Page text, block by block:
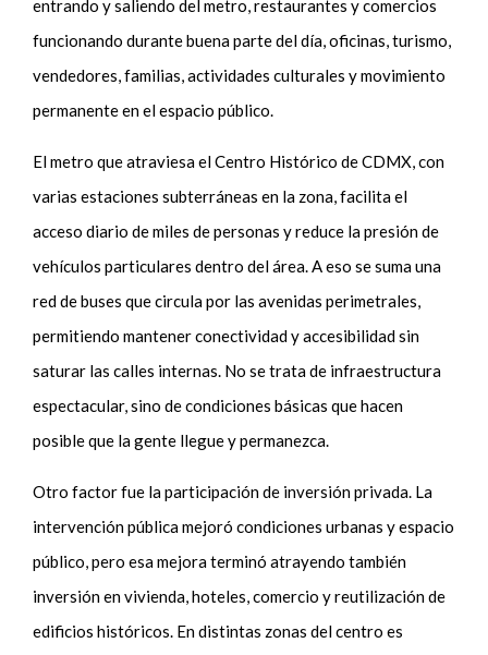
entrando y saliendo del metro, restaurantes y comercios
funcionando durante buena parte del día, oficinas, turismo,
vendedores, familias, actividades culturales y movimiento
permanente en el espacio público.
El metro que atraviesa el Centro Histórico de CDMX, con
varias estaciones subterráneas en la zona, facilita el
acceso diario de miles de personas y reduce la presión de
vehículos particulares dentro del área. A eso se suma una
red de buses que circula por las avenidas perimetrales,
permitiendo mantener conectividad y accesibilidad sin
saturar las calles internas. No se trata de infraestructura
espectacular, sino de condiciones básicas que hacen
posible que la gente llegue y permanezca.
Otro factor fue la participación de inversión privada. La
intervención pública mejoró condiciones urbanas y espacio
público, pero esa mejora terminó atrayendo también
inversión en vivienda, hoteles, comercio y reutilización de
edificios históricos. En distintas zonas del centro es